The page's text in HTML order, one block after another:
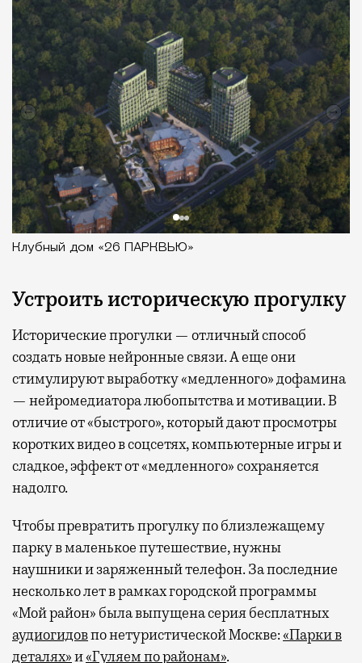
Клубный дом «26 ПАРКВЬЮ»
Устроить историческую прогулку
Исторические прогулки — отличный способ
создать новые нейронные связи. А еще они
стимулируют выработку «медленного» дофамина
— нейромедиатора любопытства и мотивации. В
отличие от «быстрого», который дают просмотры
коротких видео в соцсетях, компьютерные игры и
сладкое, эффект от «медленного» сохраняется
надолго.
Чтобы превратить прогулку по близлежащему
парку в маленькое путешествие, нужны
наушники и заряженный телефон. За последние
несколько лет в рамках городской программы
«Мой район» была выпущена серия бесплатных
аудиогидовпо нетуристической Москве:«Парки в
деталях»и«Гуляем по районам».